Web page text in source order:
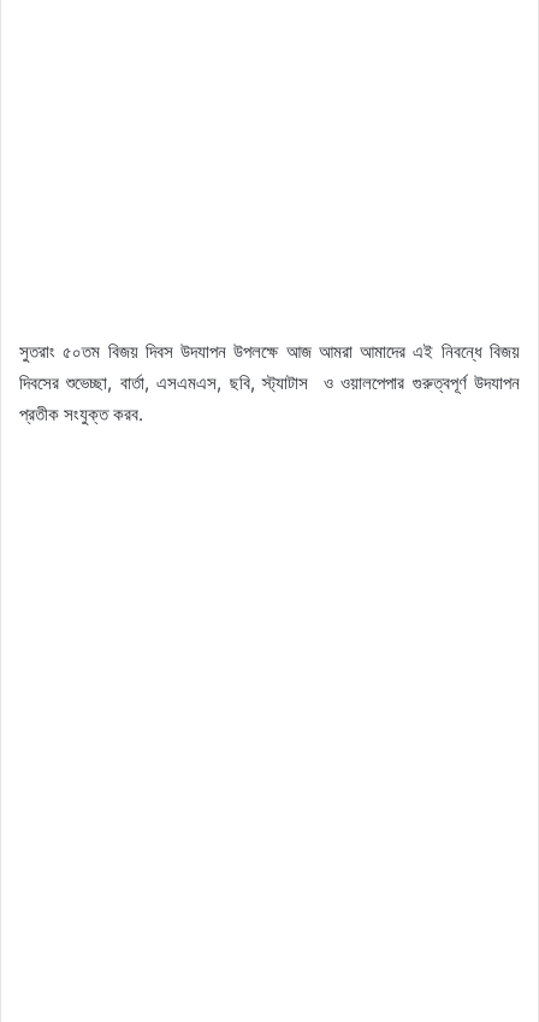
সুতরাং ৫০তম বিজয় দিবস উদযাপন উপলক্ষে আজ আমরা আমাদের এই নিবন্ধে বিজয়
দিবসের শুভেচ্ছা, বার্তা, এসএমএস, ছবি, স্ট্যাটাস ও ওয়ালপেপার গুরুত্বপূর্ণ উদযাপন
প্রতীক সংযুক্ত করব.